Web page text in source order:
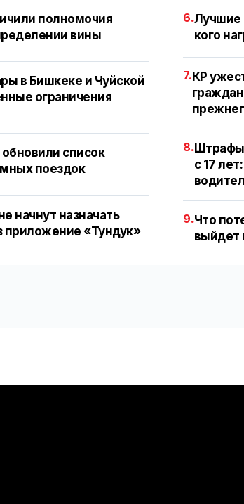
полномочия
вины
в Бишкеке и Чуйской
ограничения
список
поездок
начнут назначать
приложение «Тундук»
6.Лучшие
кого
7.КР
8.
с 17
9.Что
выйдет